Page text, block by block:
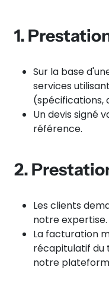
1.
Sur la base
services
(spécifications,
Un devis signé
référence.
2.
Les clients
notre expertise.
La facturation
récapitulatif du
notre